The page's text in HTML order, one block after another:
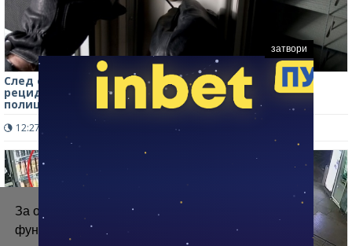
За осигуряване на правилното
функциониране на уебсайта ние използваме
След серия кражби: Заловиха непълнолетен
рецидивист в Монтанско, призна си всичко пред
полицията
12:27 ч.
затвори